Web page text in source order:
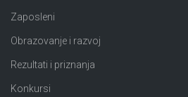
Zaposleni
Obrazovanje i razvoj
Rezultati i priznanja
Konkursi